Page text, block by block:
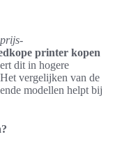
prijs-
printer kopen
dit in hogere
vergelijken van de
modellen helpt bij